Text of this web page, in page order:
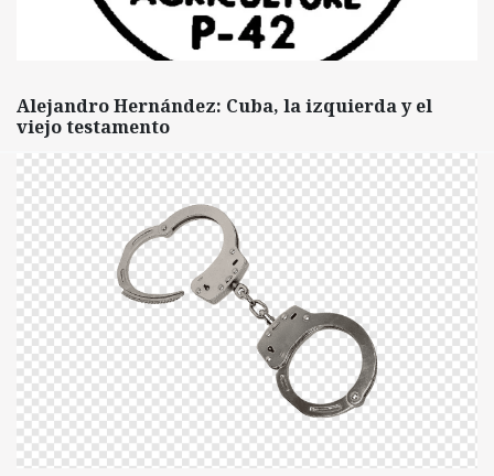
Alejandro Hernández: Cuba, la izquierda y el
viejo testamento